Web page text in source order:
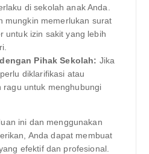
di sekolah anak Anda.
mungkin memerlukan surat
untuk izin sakit yang lebih
Pihak Sekolah: Jika
diklarifikasi atau
ragu untuk menghubungi
ini dan menggunakan
Anda dapat membuat
efektif dan profesional.